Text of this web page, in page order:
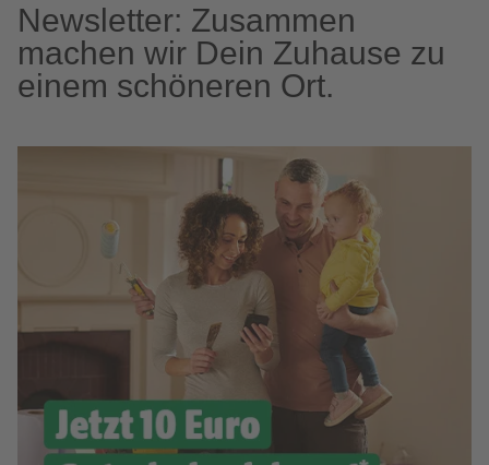
Newsletter: Zusammen
machen wir Dein Zuhause zu
einem schöneren Ort.